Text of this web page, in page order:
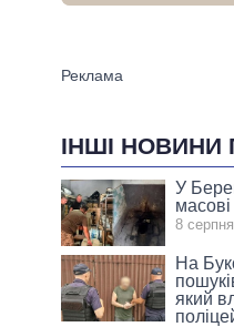
ІНШІ НОВИНИ
У
8
На
який